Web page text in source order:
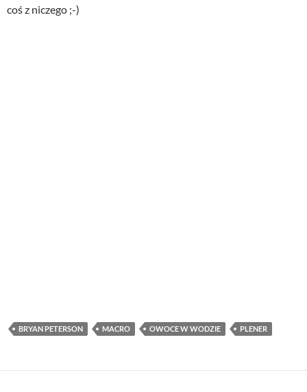
coś z niczego ;-)
BRYAN PETERSON MACRO OWOCE W WODZIE PLENER